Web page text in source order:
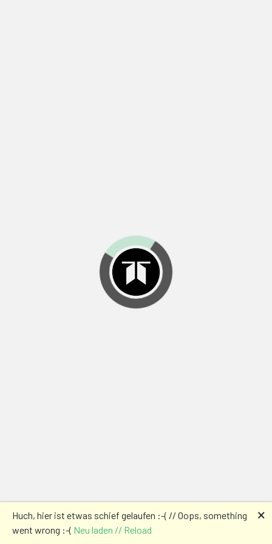
Huch, hier ist etwas schief gelaufen :-( // Oops, something
went wrong :-( Neu laden // Reload
🗙